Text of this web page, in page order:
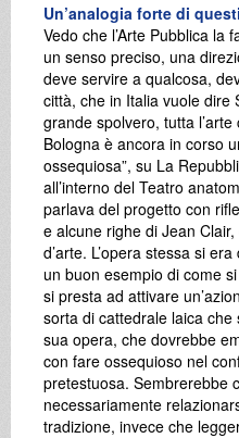
Un’analogia forte di
Vedo che l’Arte Pubblica
un senso preciso, una
deve servire a qualcosa,
città, che in Italia vuole dire
grande spolvero, tutta
Bologna è ancora in corso
ossequiosa”, su La
all’interno del Teatro
parlava del progetto con
e alcune righe di Jean
d’arte. L’opera stessa si
un buon esempio di come
si presta ad attivare
sorta di cattedrale laica
sua opera, che dovrebbe
con fare ossequioso nel
pretestuosa. Sembrerebbe
necessariamente
tradizione, invece che